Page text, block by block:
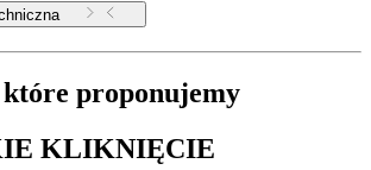
techniczna
proponujemy
KLIKNIĘCIE